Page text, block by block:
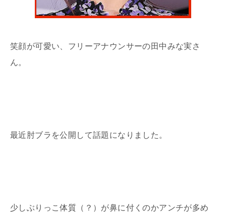
笑顔が可愛い、フリーアナウンサーの田中みな実さ
ん。
最近肘ブラを公開して話題になりました。
少しぶりっこ体質（？）が鼻に付くのかアンチが多め